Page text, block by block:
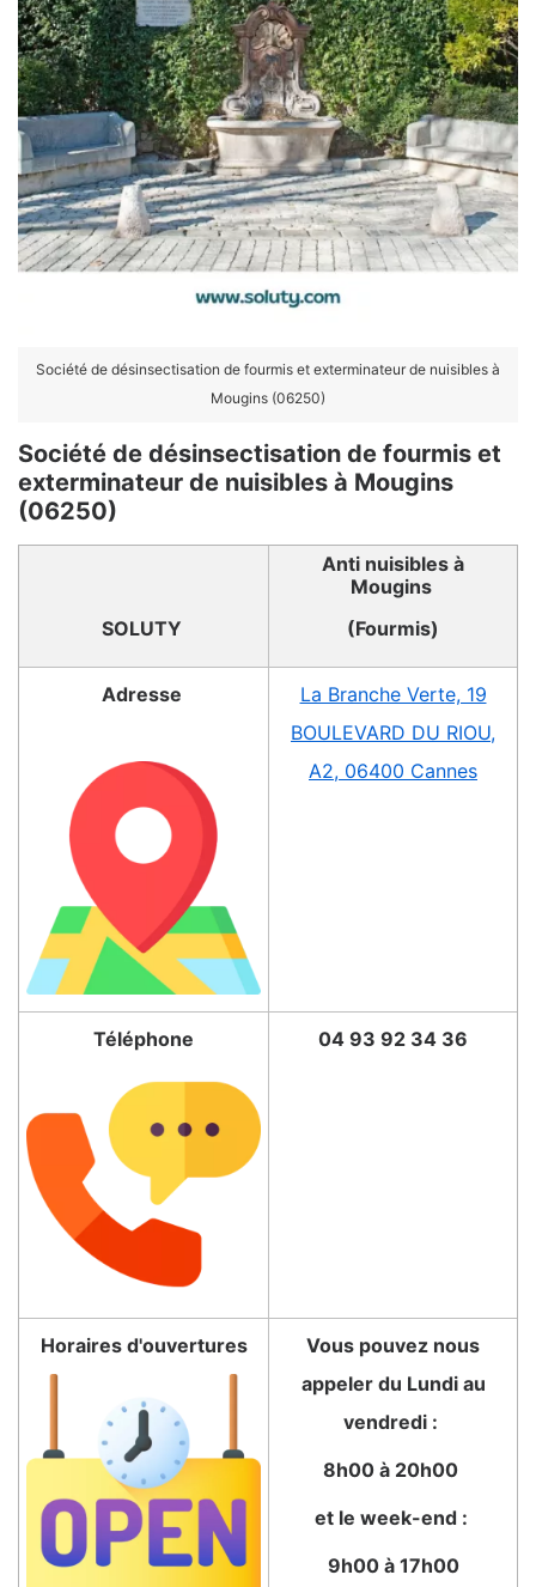
Société de désinsectisation de fourmis et exterminateur de nuisibles à
Mougins (06250)
Société de désinsectisation de fourmis et
exterminateur de nuisibles à Mougins
(06250)
SOLUTY
Anti nuisibles à
Mougins
(Fourmis)
Adresse
La Branche Verte, 19
BOULEVARD DU RIOU,
A2, 06400 Cannes
Téléphone 04 93 92 34 36
Horaires d'ouvertures
Vous pouvez nous
appeler du Lundi au
vendredi :
8h00 à 20h00
et le week-end :
9h00 à 17h00